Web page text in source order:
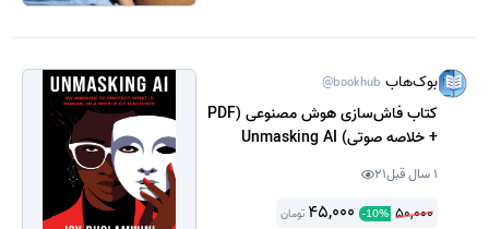
بوک‌هاب @bookhub
کتاب فاش‌سازی هوش مصنوعی (PDF
+ خلاصه صوتی) Unmasking AI
1 سال قبل 21
50,000
-10%
45,000 تومان